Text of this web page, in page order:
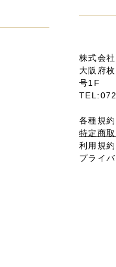
株式会
大阪府
号1F
各種規約
特定商
利用規約
プライ